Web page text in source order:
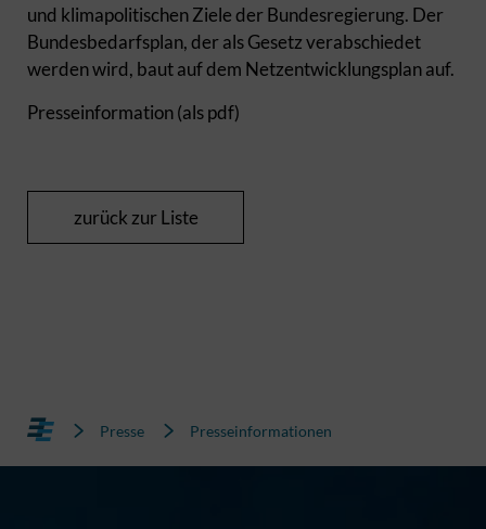
und klimapolitischen Ziele der Bundesregierung. Der
Bundesbedarfsplan, der als Gesetz verabschiedet
werden wird, baut auf dem Netzentwicklungsplan auf.
Presseinformation (als pdf)
zurück zur Liste
Presse Presseinformationen